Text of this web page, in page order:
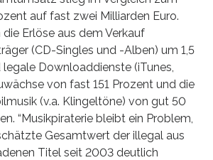
auf fast zwei Milliarden Euro.
Erlöse aus dem Verkauf
(CD-Singles und -Alben) um 1,5
Downloaddienste (iTunes,
von fast 151 Prozent und die
(v.a. Klingeltöne) von gut 50
“Musikpiraterie bleibt ein Problem,
Gesamtwert der illegal aus
Titel seit 2003 deutlich